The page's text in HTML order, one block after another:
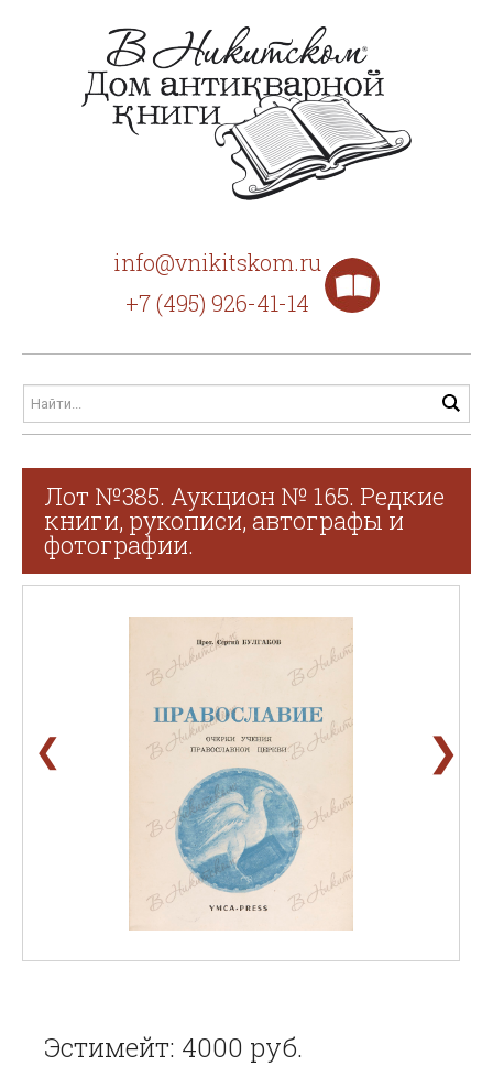
info@vnikitskom.ru
+7 (495) 926-41-14
Лот №385. Аукцион № 165. Редкие
книги, рукописи, автографы и
фотографии.
❮ ❯
Эстимейт: 4000 руб.